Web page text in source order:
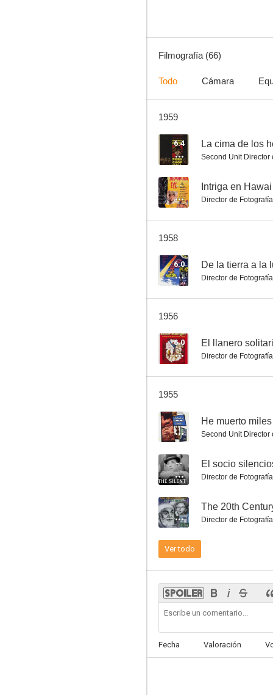
--
El redentor
--
--
El socio silencioso
--
Filmografía (66)
Todo Cámara
1959
6.4 La cima de los
Second Unit Director
-- Intriga en Hawai
Director de Fotografía
1958
6.0 De la tierra a la
Director de Fotografía
1956
6.0 El llanero
Director de Fotografía
1955
-- He muerto
Second Unit Director
-- El socio
Director de Fotografía
-- The 20th
Director de Fotografía
Ver todo
Fecha Valoración